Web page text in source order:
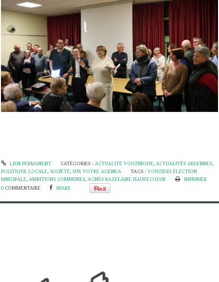
LIEN PERMANENT CATÉGORIES : ACTUALITÉ VOUZINOISE, ACTUALITÉS ARDENNES,
POLITIQUE LOCALE, SOCIÉTÉ, SUR VOTRE AGENDA TAGS :VOUZIERS ÉLECTION
MNICIPALE, AMBITIONS COMMUNES, AGNÈS BAZELAIRE HAUDECOEUR
IMPRIMER
0 COMMENTAIRE SHARE